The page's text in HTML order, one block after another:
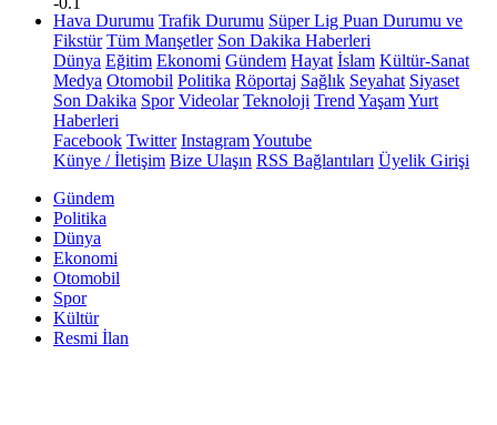
Hava Durumu Trafik Durumu Süper Lig Puan Durumu ve
Fikstür Tüm Manşetler Son Dakika Haberleri
Dünya Eğitim Ekonomi Gündem Hayat İslam Kültür-Sanat
Medya Otomobil Politika Röportaj Sağlık Seyahat Siyaset
Son Dakika Spor Videolar Teknoloji Trend YaşamYurt
Haberleri
Facebook Twitter InstagramYoutube
Künye / İletişim Bize Ulaşın RSS Bağlantıları Üyelik Girişi
Gündem
Politika
Dünya
Ekonomi
Otomobil
Spor
Kültür
Resmi İlan